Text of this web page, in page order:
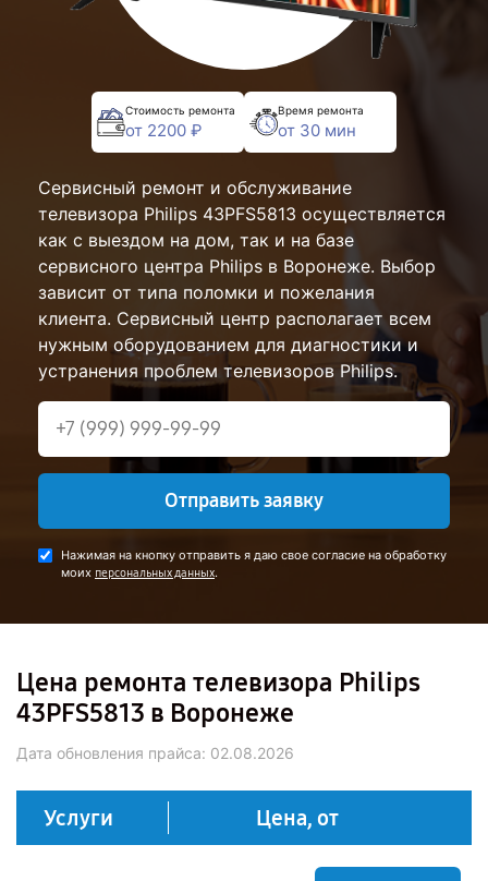
Стоимость ремонта
от 2200 ₽
Время ремонта
от 30 мин
Сервисный ремонт и обслуживание
телевизора Philips 43PFS5813 осуществляется
как с выездом на дом, так и на базе
сервисного центра Philips в Воронеже. Выбор
зависит от типа поломки и пожелания
клиента. Сервисный центр располагает всем
нужным оборудованием для диагностики и
устранения проблем телевизоров Philips.
Отправить заявку
Нажимая на кнопку отправить я даю свое согласие на обработку
моих персональных данных.
Цена ремонта телевизора Philips
43PFS5813 в Воронеже
Дата обновления прайса: 02.08.2026
Услуги Цена, от